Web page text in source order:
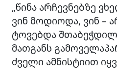
„წინა არჩევნებზე
ვინ მოდიოდა, ვინ –
ტოვებდა
მათგანს
ძველი ამნისტიით